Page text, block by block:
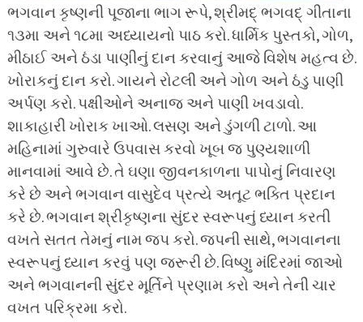
ભગવાન કૃષ્ણની પૂજાના ભાગ રૂપે, શ્રીમદ્ ભગવદ્ ગીતાના
૧૩મા અને ૧૮મા અધ્યાયનો પાઠ કરો. ધાર્મિક પુસ્તકો, ગોળ,
મીઠાઈ અને ઠંડા પાણીનું દાન કરવાનું આજે વિશેષ મહત્વ છે.
ખોરાકનું દાન કરો. ગાયને રોટલી અને ગોળ અને ઠંડુ પાણી
અર્પણ કરો. પક્ષીઓને અનાજ અને પાણી ખવડાવો.
શાકાહારી ખોરાક ખાઓ. લસણ અને ડુંગળી ટાળો. આ
મહિનામાં ગુરુવારે ઉપવાસ કરવો ખૂબ જ પુણ્યશાળી
માનવામાં આવે છે. તે ઘણા જીવનકાળના પાપોનું નિવારણ
કરે છે અને ભગવાન વાસુદેવ પ્રત્યે અતૂટ ભક્તિ પ્રદાન
કરે છે. ભગવાન શ્રીકૃષ્ણના સુંદર સ્વરૂપનું ધ્યાન કરતી
વખતે સતત તેમનું નામ જપ કરો. જપની સાથે, ભગવાનના
સ્વરૂપનું ધ્યાન કરવું પણ જરૂરી છે. વિષ્ણુ મંદિરમાં જાઓ
અને ભગવાનની સુંદર મૂર્તિને પ્રણામ કરો અને તેની ચાર
વખત પરિક્રમા કરો.